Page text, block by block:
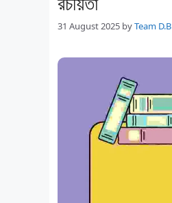
31 August 2025 byTeam D.B